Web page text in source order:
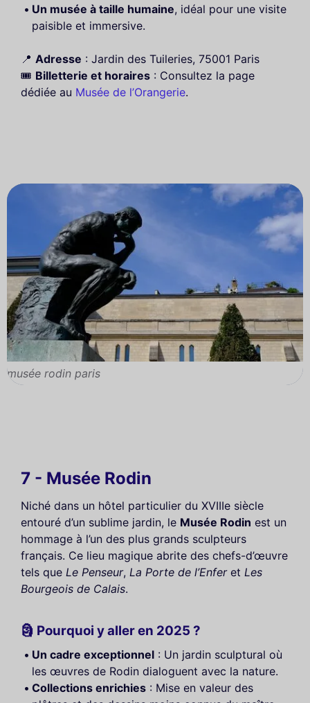
Un musée à taille humaine, idéal pour une visite
paisible et immersive.
📍 Adresse : Jardin des Tuileries, 75001 Paris
🎟️ Billetterie et horaires : Consultez la page
dédiée au Musée de l’Orangerie.
musée rodin paris
7 - Musée Rodin
Niché dans un hôtel particulier du XVIIIe siècle
entouré d’un sublime jardin, le Musée Rodin est un
hommage à l’un des plus grands sculpteurs
français. Ce lieu magique abrite des chefs-d’œuvre
tels que Le Penseur, La Porte de l’Enferet Les
Bourgeois de Calais.
🗿 Pourquoi y aller en 2025 ?
Un cadre exceptionnel : Un jardin sculptural où
les œuvres de Rodin dialoguent avec la nature.
Collections enrichies : Mise en valeur des